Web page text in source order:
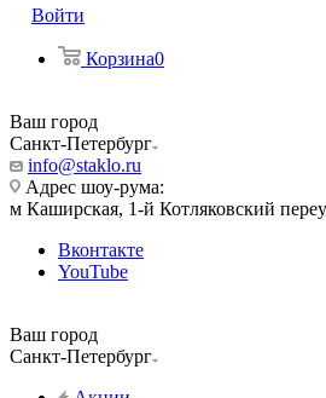
Войти
Корзина0
Ваш город
Санкт-Петербург
info@staklo.ru
Адрес шоу-рума:
м Каширская, 1-й Котляковский
Вконтакте
YouTube
Ваш город
Санкт-Петербург